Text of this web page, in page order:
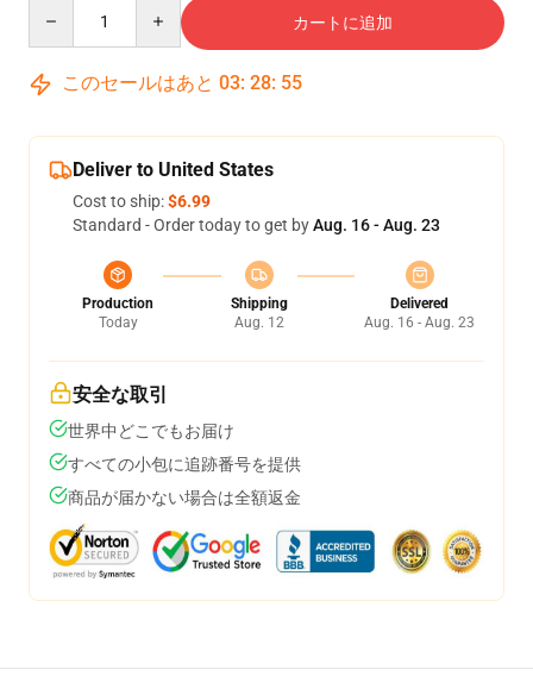
カートに追加
このセールはあと 03: 28: 54
Deliver to United States
Cost to ship:$6.99
Standard - Order today to get byAug. 16 - Aug. 23
Production
Today
Shipping
Aug. 12
Delivered
Aug. 16 - Aug. 23
安全な取引
世界中どこでもお届け
すべての小包に追跡番号を提供
商品が届かない場合は全額返金